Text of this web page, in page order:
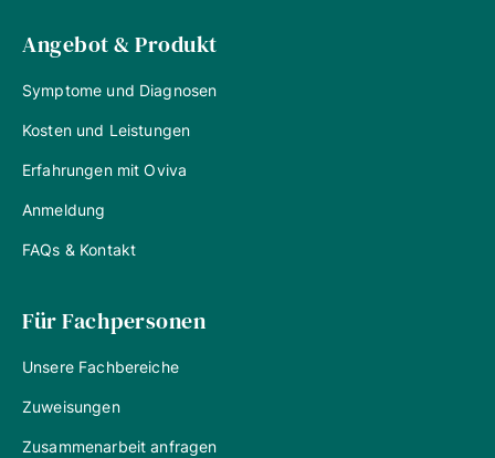
Angebot & Produkt
Symptome und Diagnosen
Kosten und Leistungen
Erfahrungen mit Oviva
Anmeldung
FAQs & Kontakt
Für Fachpersonen
Unsere Fachbereiche
Zuweisungen
Zusammenarbeit anfragen